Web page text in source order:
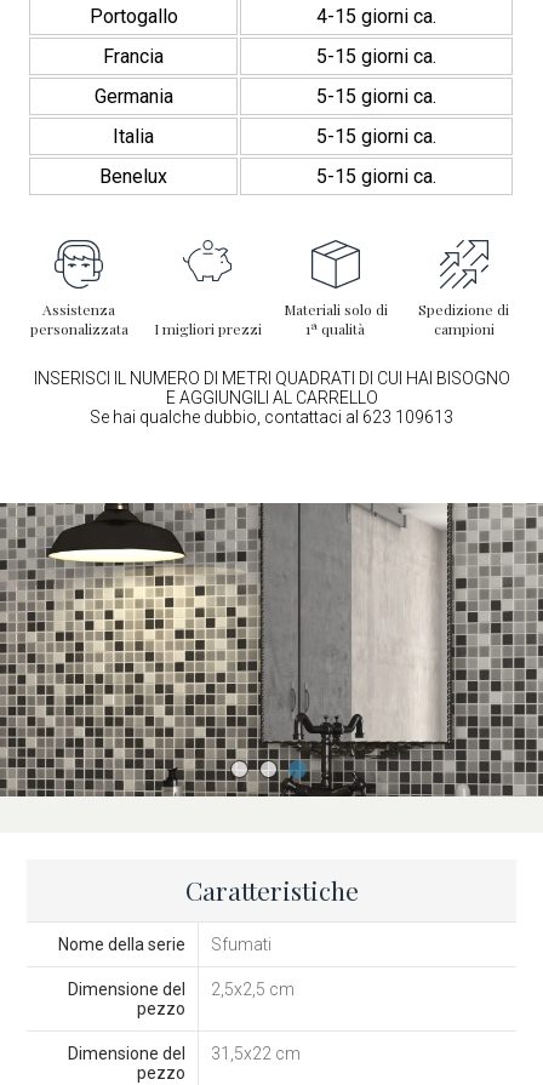
Portogallo
4-15 giorni ca.
Francia
5-15 giorni ca.
Germania
5-15 giorni ca.
Italia
5-15 giorni ca.
Benelux
5-15 giorni ca.
Assistenza
personalizzata
I migliori prezzi
Materiali solo di
1ª qualità
Spedizione di
campioni
INSERISCI IL NUMERO DI METRI QUADRATI DI CUI HAI BISOGNO
E AGGIUNGILI AL CARRELLO
Se hai qualche dubbio, contattaci al 623 109613
Caratteristiche
Nome della serie Sfumati
Dimensione del
pezzo
2,5x2,5 cm
Dimensione del
pezzo
31,5x22 cm